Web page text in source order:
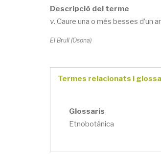
Descripció del terme
v. Caure una o més besses d’un
El Brull (Osona)
Termes relacionats i
Glossaris
Etnobotànica